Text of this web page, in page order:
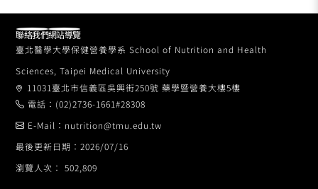
臺北醫學大學保健營養學系 School of Nutrition and Health
Sciences, Taipei Medical University
11031臺北市信義區吳興街250號 藥學暨營養大樓5樓
電話：(02)2736-1661#28308
瀏覽人次： 502,809
E-Mail：nutrition@tmu.edu.tw
最後更新日期：2026/07/16
聯絡我們網站導覽